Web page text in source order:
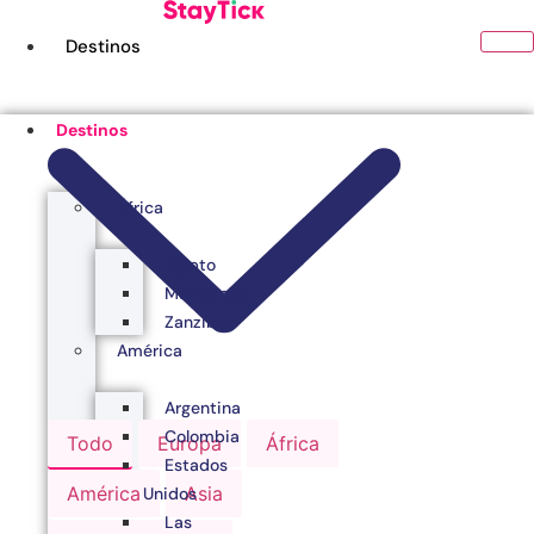
Destinos
Todo Europa África
América Asia
Destinos
África
Egipto
Marruecos
Zanzibar
América
Argentina
Colombia
Estados
Unidos
Las